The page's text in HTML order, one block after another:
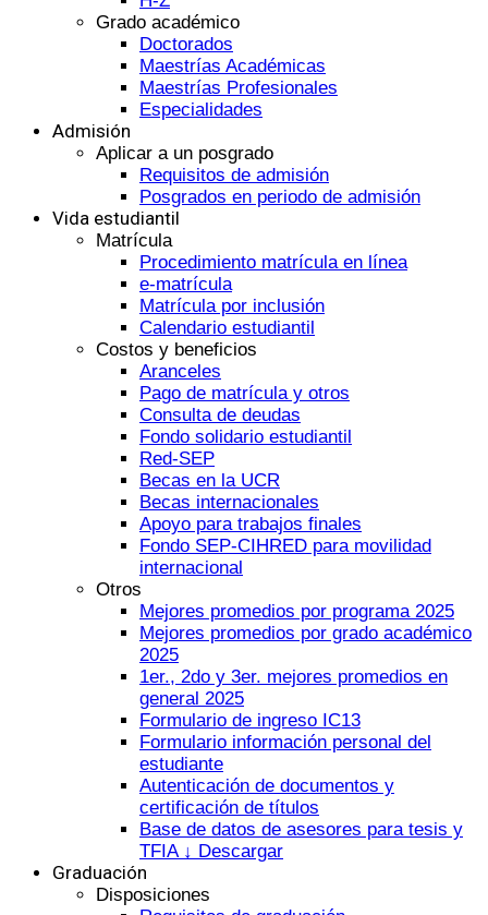
Grado académico
Doctorados
Maestrías Académicas
Maestrías Profesionales
Especialidades
Admisión
Aplicar a un posgrado
Requisitos de admisión
Posgrados en periodo de admisión
Vida estudiantil
Matrícula
Procedimiento matrícula en línea
e-matrícula
Matrícula por inclusión
Calendario estudiantil
Costos y beneficios
Aranceles
Pago de matrícula y otros
Consulta de deudas
Fondo solidario estudiantil
Red-SEP
Becas en la UCR
Becas internacionales
Apoyo para trabajos finales
Fondo SEP-CIHRED para movilidad
internacional
Otros
Mejores promedios por programa 2025
Mejores promedios por grado académico
2025
1er., 2do y 3er. mejores promedios en
general 2025
Formulario de ingreso IC13
Formulario información personal del
estudiante
Autenticación de documentos y
certificación de títulos
Base de datos de asesores para tesis y
TFIA ↓ Descargar
Graduación
Disposiciones